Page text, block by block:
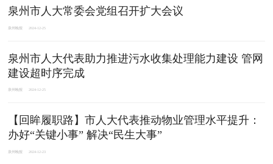
泉州市人大常委会党组召开扩大会议
泉州晚报 2024-12-25
泉州市人大代表助力推进污水收集处理能力建设 管网
建设超时序完成
泉州晚报 2024-12-25
【回眸履职路】市人大代表推动物业管理水平提升：
办好“关键小事” 解决“民生大事”
泉州晚报 2024-12-23